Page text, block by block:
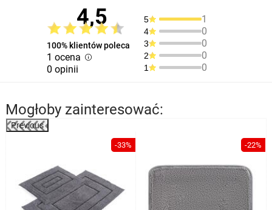
4,5
100% klientów poleca
1 ocena
0 opinii
5 1
4 0
3 0
2 0
1 0
Mogłoby zainteresować:
Previous
-33% -22%